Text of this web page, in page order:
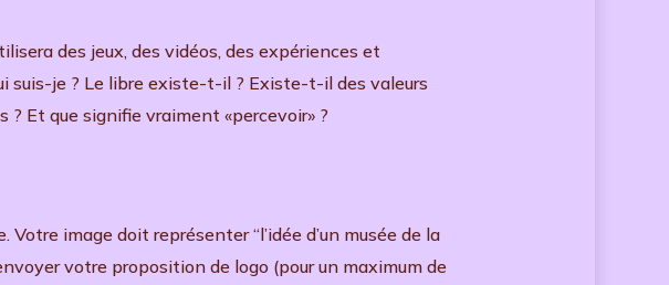
des jeux, des vidéos, des expériences et
suis-je ? Le libre existe-t-il ? Existe-t-il des valeurs
Et que signifie vraiment «percevoir» ?
image doit représenter “l’idée d’un musée de la
votre proposition de logo (pour un maximum de